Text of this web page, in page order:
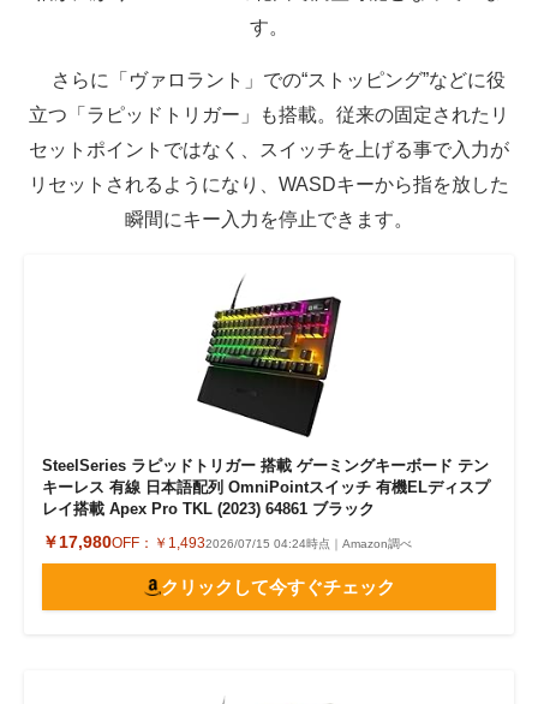
す。
さらに「ヴァロラント」での“ストッピング”などに役
立つ「ラピッドトリガー」も搭載。従来の固定されたリ
セットポイントではなく、スイッチを上げる事で入力が
リセットされるようになり、WASDキーから指を放した
瞬間にキー入力を停止できます。
SteelSeries ラピッドトリガー 搭載 ゲーミングキーボード テン
キーレス 有線 日本語配列 OmniPointスイッチ 有機ELディスプ
レイ搭載 Apex Pro TKL (2023) 64861 ブラック
￥17,980OFF： ￥1,4932026/07/15 04:24時点｜Amazon調べ
クリックして今すぐチェック